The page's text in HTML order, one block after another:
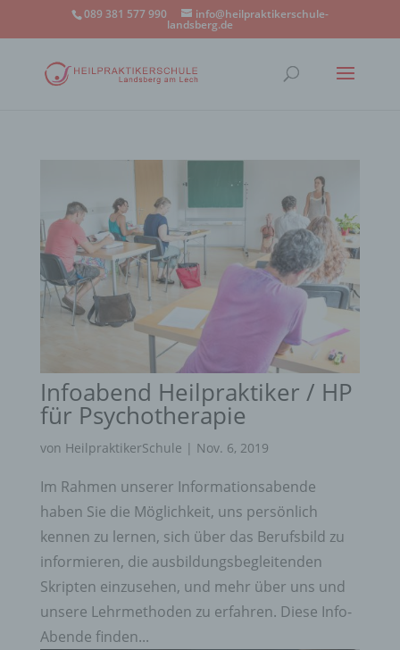
089 381 577 990 info@heilpraktikerschule-
landsberg.de
Infoabend Heilpraktiker / HP
für Psychotherapie
von HeilpraktikerSchule | Nov. 6, 2019
Im Rahmen unserer Informationsabende
haben Sie die Möglichkeit, uns persönlich
kennen zu lernen, sich über das Berufsbild zu
informieren, die ausbildungsbegleitenden
Skripten einzusehen, und mehr über uns und
unsere Lehrmethoden zu erfahren. Diese Info-
Abende finden...